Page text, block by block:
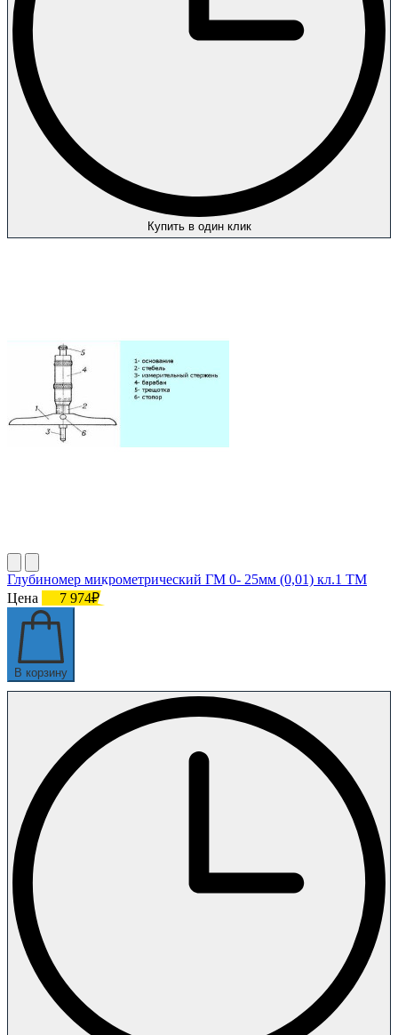
Купить в один клик
Глубиномер микрометрический ГМ 0- 25мм (0,01) кл.1 ТМ
Цена
7 974₽
В корзину